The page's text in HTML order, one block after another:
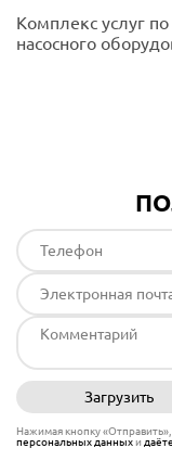
Комплекс услуг
насосного
Загрузить
Нажимая кнопку
персональных данныхи